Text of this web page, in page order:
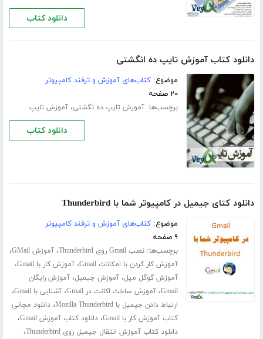
دانلود کتاب
دانلود کتاب آموزش تایپ ده انگشتی
موضوع:کتاب‌های آموزش و ترفند کامپیوتر
۲۰ صفحه
برچسب‌ها:آموزش تایپ ده‌ نگشتی،آموزش تایپ
دانلود کتاب
دانلود کتای جیمیل در کامپیوتر شما با Thunderbird
موضوع:کتاب‌های آموزش و ترفند کامپیوتر
۹ صفحه
برچسب‌ها:نصب Gmail روی Thunderbird ،آموزش GMail ،
آموزش کار کردن با امکانات Gmail ،آموزش کار با Gmail ،
آموزش گوگل میل،آموزش جیمیل،آموزش رایگان
Gmail،آموزش ساخت اکانت در Gmail ،آشنایی با Gmail ،
ارتباط دادن جیمیل با Mozilla Thunderbird ،دانلود مجانی
کتاب آموزش کار با Gmail
،دانلود کتاب آموزش Gmail ،
دانلود کتاب آموزش انتقال جیمیل روی Thunderbird ،